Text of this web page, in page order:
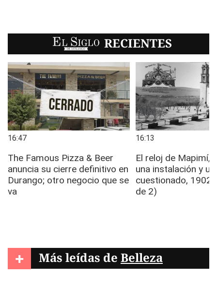
EL SIGLO RECIENTES
+ Más leídas de Belleza